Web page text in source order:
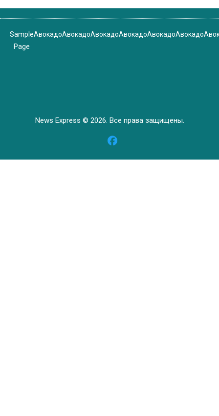
Sample
Page
АвокадоАвокадоАвокадоАвокадоАвокадоАвокадо
News Express © 2026. Все права защищены.